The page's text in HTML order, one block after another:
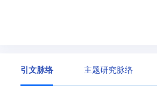
引文脉络 主题研究脉络